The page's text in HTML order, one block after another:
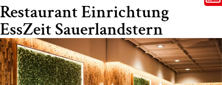
Restaurant Einrichtung
EssZeit Sauerlandstern